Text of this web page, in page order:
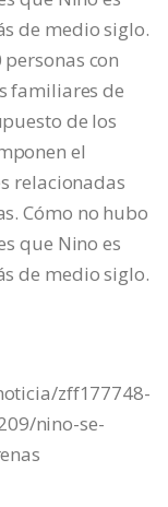
de medio siglo.
con
familiares de
de los
el
relacionadas
Cómo no hubo
que Nino es
de medio siglo.
zff177748-
nino-se-